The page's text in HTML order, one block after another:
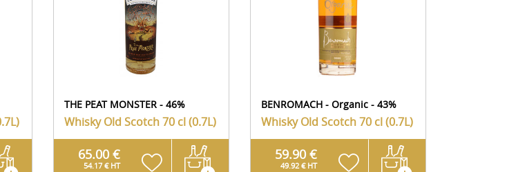
THE PEAT MONSTER - 46%
Whisky Old Scotch70 cl (0.7L)
65.00 €
54.17 € HT
BENROMACH - Organic - 43%
Whisky Old Scotch70 cl (0.7L)
59.90 €
49.92 € HT